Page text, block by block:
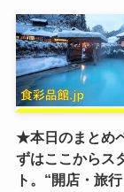
★本日のまとめ
ずはここからス
ト。“開店・旅